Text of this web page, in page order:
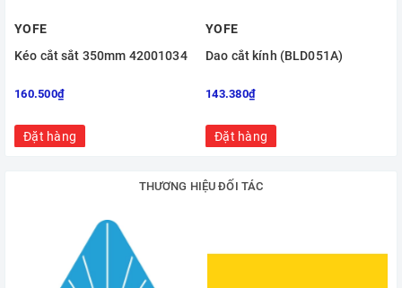
YOFE
Kéo cắt sắt 350mm 42001034
160.500₫
Đặt hàng
YOFE
Dao cắt kính (BLD051A)
143.380₫
Đặt hàng
THƯƠNG HIỆU ĐỐI TÁC